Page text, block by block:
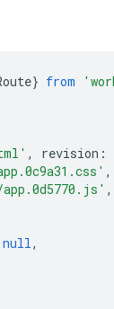
} from
, revision :
,
,
null,